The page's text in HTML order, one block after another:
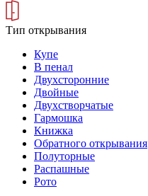
Тип открывания
Купе
В пенал
Двухсторонние
Двойные
Двухстворчатые
Гармошка
Книжка
Обратного открывания
Полуторные
Распашные
Рото